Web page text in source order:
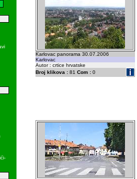
Karlovac panorama 30.07.2006
Karlovac
Autor : crtice hrvatske
Broj klikova :81 Com :0